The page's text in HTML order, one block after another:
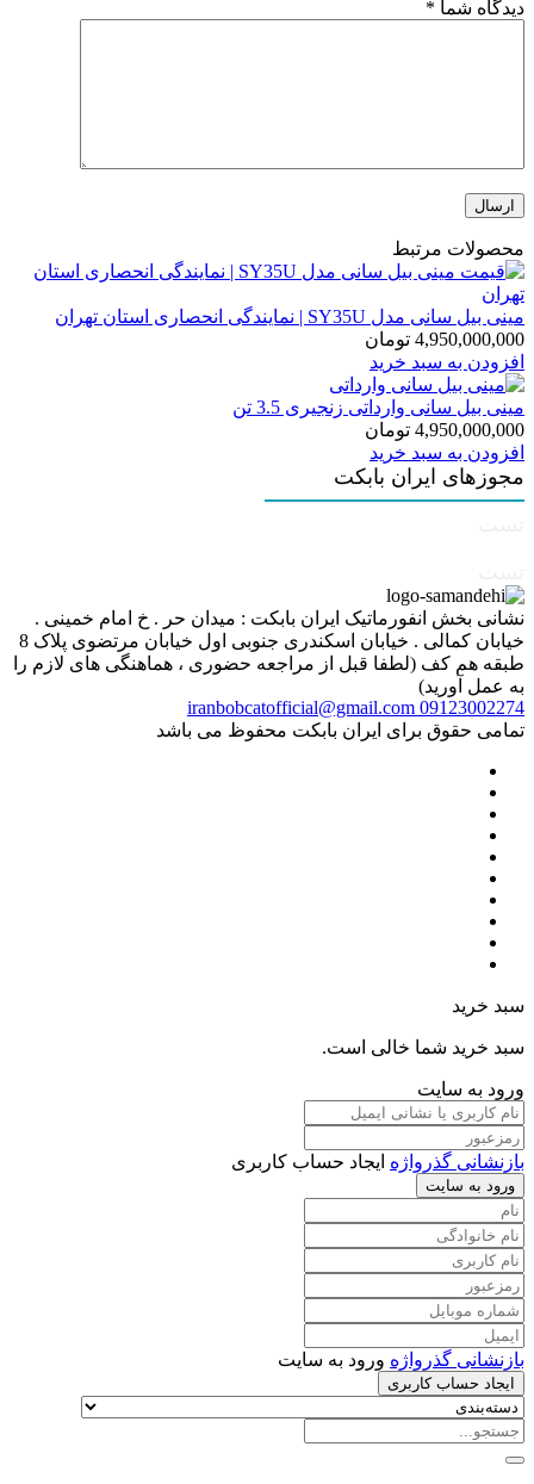
دیدگاه شما *
محصولات مرتبط
مینی بیل سانی مدل SY35U | نمایندگی انحصاری استان تهران
4,950,000,000 تومان
افزودن به سبد خرید
مینی بیل سانی وارداتی زنجیری 3.5 تن
4,950,000,000 تومان
افزودن به سبد خرید
مجوزهای ایران بابکت
نشانی بخش انفورماتیک ایران بابکت : میدان حر . خ امام خمینی .
خیابان کمالی . خیابان اسکندری جنوبی اول خیابان مرتضوی پلاک 8
طبقه هم کف (لطفا قبل از مراجعه حضوری ، هماهنگی های لازم را
به عمل آورید)
09123002274
iranbobcatofficial@gmail.com
تمامی حقوق برای ایران بابکت محفوظ می باشد
سبد خرید
سبد خرید شما خالی است.
ورود به سایت
بازنشانی گذرواژه ایجاد حساب کاربری
ورود به سایت
بازنشانی گذرواژه ورود به سایت
ایجاد حساب کاربری